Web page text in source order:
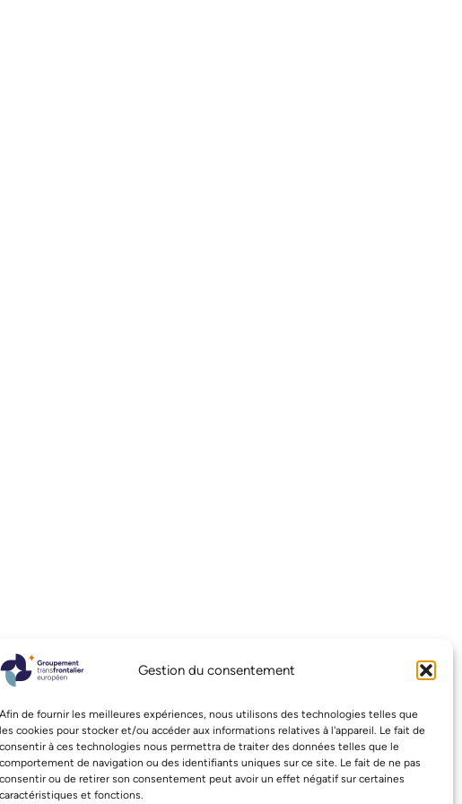
Gestion du consentement
Afin de fournir les meilleures expériences, nous utilisons des technologies telles que
les cookies pour stocker et/ou accéder aux informations relatives à l'appareil. Le fait de
consentir à ces technologies nous permettra de traiter des données telles que le
comportement de navigation ou des identifiants uniques sur ce site. Le fait de ne pas
consentir ou de retirer son consentement peut avoir un effet négatif sur certaines
caractéristiques et fonctions.